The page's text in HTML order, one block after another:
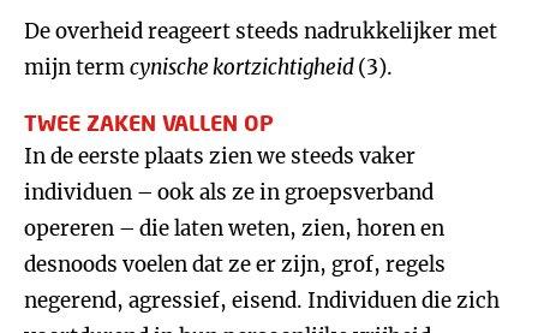
De overheid reageert steeds nadrukkelijker met
mijn termcynische kortzichtigheid(3).
TWEE ZAKEN VALLEN OP
In de eerste plaats zien we steeds vaker
individuen – ook als ze in groepsverband
opereren – die laten weten, zien, horen en
desnoods voelen dat ze er zijn, grof, regels
negerend, agressief, eisend. Individuen die zich